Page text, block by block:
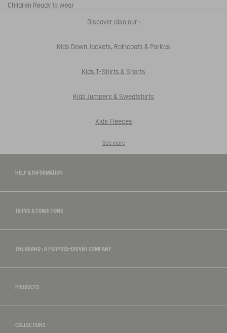
Children Ready to wear
Discover also our :
Kids Down Jackets, Raincoats & Parkas
Kids T-Shirts & Shorts
Kids Jumpers & Sweatshirts
Kids Fleeces
See more
HELP & INFORMATION
TERMS & CONDITIONS
THE BRAND : A PURPOSE-DRIVEN COMPANY
PRODUCTS
COLLECTIONS